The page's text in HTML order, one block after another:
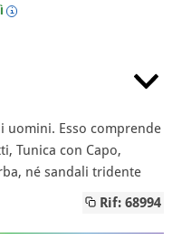
i
uomini. Esso comprende
Tunica con Capo,
né sandali tridente
Rif: 68994